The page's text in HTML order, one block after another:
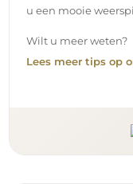
u een mooie
Wilt u meer weten?
Lees meer tips op